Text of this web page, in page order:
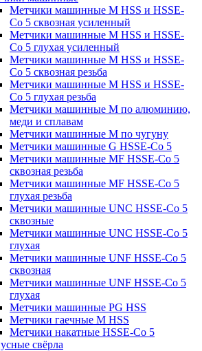
Метчики машинные M HSS и HSSE-
Co 5 сквозная усиленный
Метчики машинные M HSS и HSSE-
Co 5 глухая усиленный
Метчики машинные M HSS и HSSE-
Co 5 сквозная резьба
Метчики машинные M HSS и HSSE-
Co 5 глухая резьба
Метчики машинные M по алюминию,
меди и сплавам
Метчики машинные M по чугуну
Метчики машинные G HSSE-Co 5
Метчики машинные MF HSSE-Co 5
сквозная резьба
Метчики машинные MF HSSE-Co 5
глухая резьба
Метчики машинные UNC HSSE-Co 5
сквозные
Метчики машинные UNC HSSE-Co 5
глухая
Метчики машинные UNF HSSE-Co 5
сквозная
Метчики машинные UNF HSSE-Co 5
глухая
Метчики машинные PG HSS
Метчики гаечные M HSS
Метчики накатные HSSE-Co 5
свёрла